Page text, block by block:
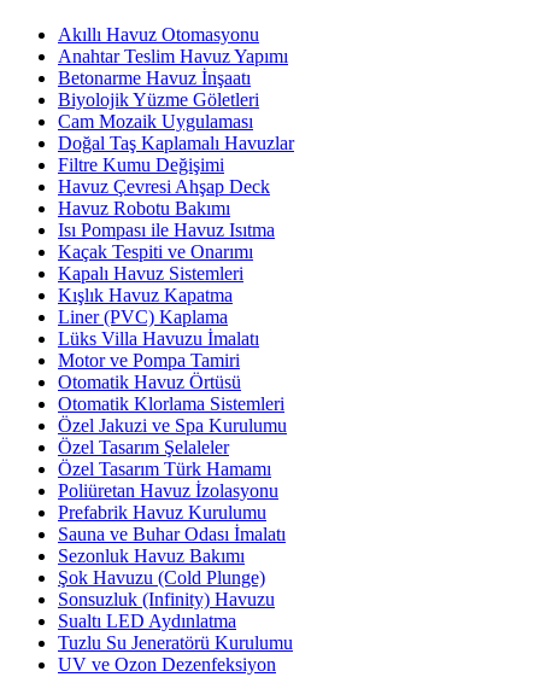
Akıllı Havuz Otomasyonu
Anahtar Teslim Havuz Yapımı
Betonarme Havuz İnşaatı
Biyolojik Yüzme Göletleri
Cam Mozaik Uygulaması
Doğal Taş Kaplamalı Havuzlar
Filtre Kumu Değişimi
Havuz Çevresi Ahşap Deck
Havuz Robotu Bakımı
Isı Pompası ile Havuz Isıtma
Kaçak Tespiti ve Onarımı
Kapalı Havuz Sistemleri
Kışlık Havuz Kapatma
Liner (PVC) Kaplama
Lüks Villa Havuzu İmalatı
Motor ve Pompa Tamiri
Otomatik Havuz Örtüsü
Otomatik Klorlama Sistemleri
Özel Jakuzi ve Spa Kurulumu
Özel Tasarım Şelaleler
Özel Tasarım Türk Hamamı
Poliüretan Havuz İzolasyonu
Prefabrik Havuz Kurulumu
Sauna ve Buhar Odası İmalatı
Sezonluk Havuz Bakımı
Şok Havuzu (Cold Plunge)
Sonsuzluk (Infinity) Havuzu
Sualtı LED Aydınlatma
Tuzlu Su Jeneratörü Kurulumu
UV ve Ozon Dezenfeksiyon